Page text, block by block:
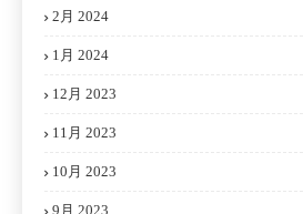
2月 2024
1月 2024
12月 2023
11月 2023
10月 2023
9月 2023